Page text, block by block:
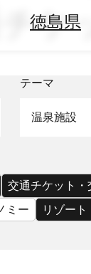
徳島県
チ
テーマ
温泉施設
交通チケット・
ミー リゾート